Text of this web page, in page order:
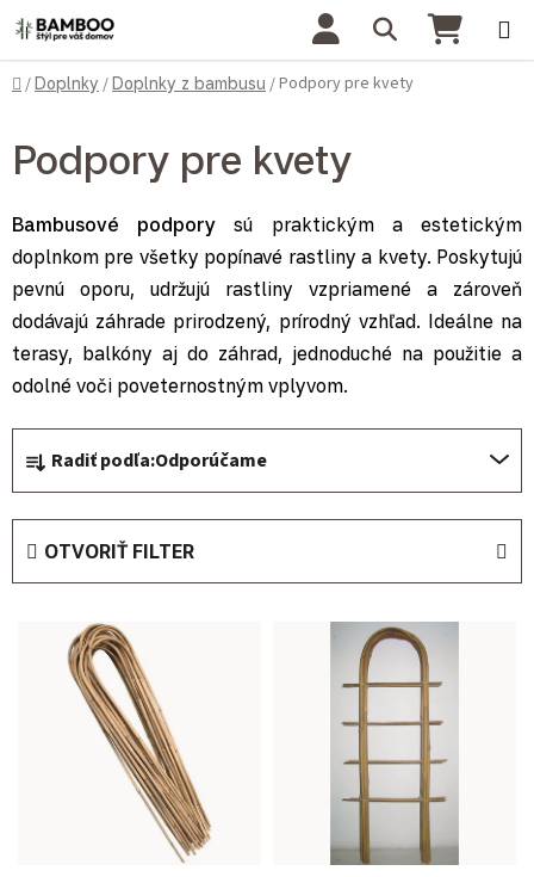
Prejsť na obsah Hľadať
Domov
/Doplnky /Doplnky z bambusu /Podpory pre kvety
Podpory pre kvety
Bambusové podpory sú praktickým a estetickým
doplnkom pre všetky popínavé rastliny a kvety. Poskytujú
pevnú oporu, udržujú rastliny vzpriamené a zároveň
dodávajú záhrade prirodzený, prírodný vzhľad. Ideálne na
terasy, balkóny aj do záhrad, jednoduché na použitie a
odolné voči poveternostným vplyvom.
Radiť podľa:Odporúčame
OTVORIŤ FILTER
Výpis produktov